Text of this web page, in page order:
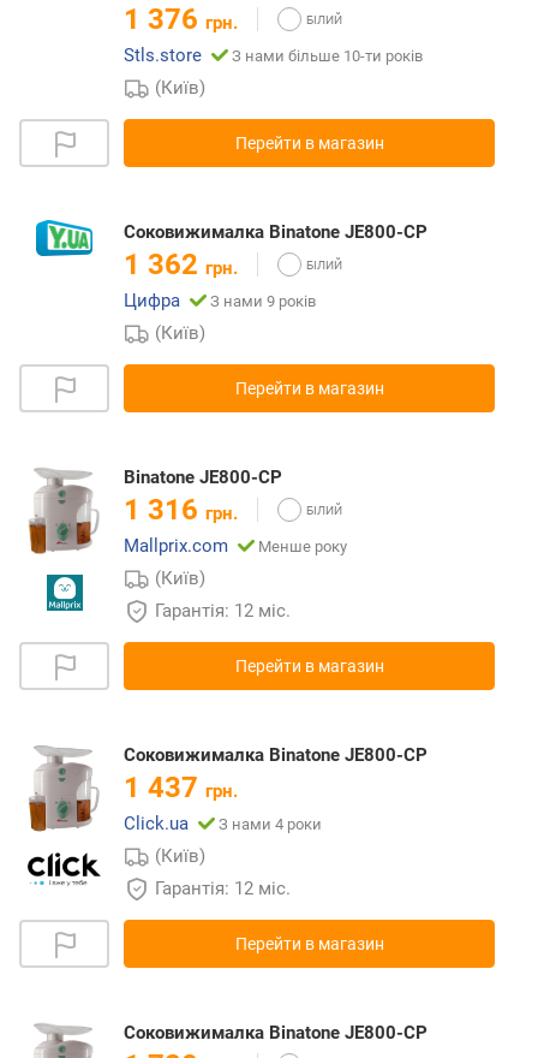
1 376 грн.
Stls.store
З нами більше 10-ти років
(Київ)
Перейти в магазин
Соковижималка Binatone JE800-CP
1 362 грн.
Цифра
З нами 9 років
(Київ)
Перейти в магазин
Binatone JE800-CP
1 316 грн.
Mallprix.com
Менше року
(Київ)
Гарантія: 12 міс.
Перейти в магазин
Соковижималка Binatone JE800-CP
1 437 грн.
Click.ua
З нами 4 роки
(Київ)
Гарантія: 12 міс.
Перейти в магазин
Соковижималка Binatone JE800-CP